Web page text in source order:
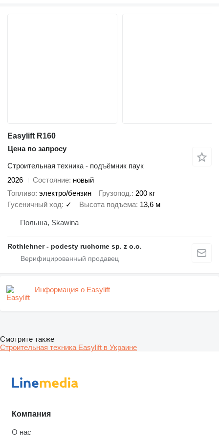
Easylift R160
Цена по запросу
Строительная техника - подъёмник паук
2026
Состояние новый
Топливо электро/бензин Грузопод. 200 кг
Гусеничный ход
✓ Высота подъема 13,6 м
Польша, Skawina
Rothlehner - podesty ruchome sp. z o.o.
Информация о Easylift
Смотрите также
Строительная техника Easylift в Украине
Компания
О нас